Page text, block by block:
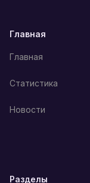
Главная
Главная
Статистика
Новости
Разделы